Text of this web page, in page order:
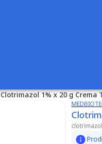
Clotrimazol 1% x 20 g Crema
clotrimazol